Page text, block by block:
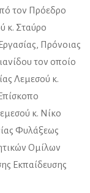
τον Πρόεδρο
κ. Σταύρο
Πρόνοιας
τον οποίο
Λεμεσού κ.
κ. Νίκο
Φυλάξεως
Ομίλων
Εκπαίδευσης